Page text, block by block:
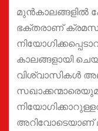
മുൻകാലങ്ങളിൽ
ഭക്തരാണ്
കാലങ്ങളായി
വിശ്വാസികൾ
അറിവോടെയാണ്